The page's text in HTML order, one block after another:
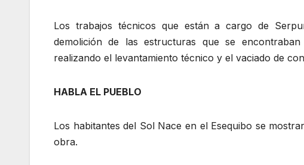
Los trabajos técnicos que están a cargo de
demolición de las estructuras que se
realizando el levantamiento técnico y el vaciado de
HABLA EL PUEBLO
Los habitantes del Sol Nace en el Esequibo se
obra.